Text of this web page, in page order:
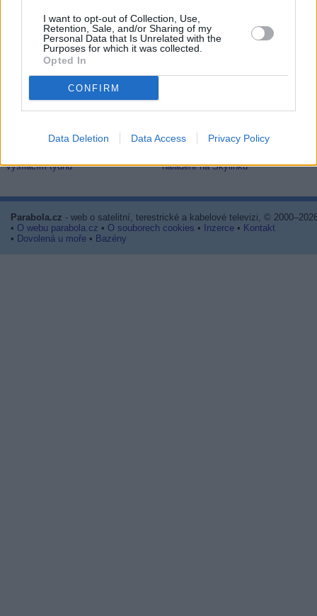
I want to opt-out of Collection, Use,
Retention, Sale, and/or Sharing of my
Personal Data that Is Unrelated with the
Purposes for which it was collected.
Opted In
CONFIRM
Data Deletion Data Access Privacy Policy
Vybrané články
vysílacím týdnu
naladění na Skylinku
Parabola.cz - web o satelitní, terestrické a kabelové televizi, ©
• O webu parabola.cz • O souborech cookies • Inzerce • Kontakt
• Dovolená u moře • Bazény